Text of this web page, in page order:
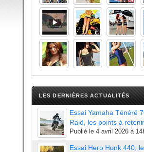
LES DERNIÈRES ACTUALITÉS
Essai Yamaha Ténéré
Raid, les points à retenir
Publié le 4 avril 2026 à
Essai Hero Hunk 440,